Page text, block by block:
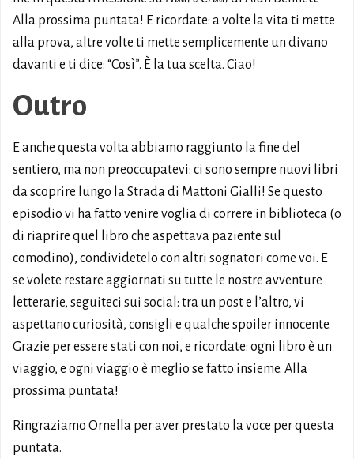
Alla prossima puntata! E ricordate: a volte la vita ti mette
alla prova, altre volte ti mette semplicemente un divano
davanti e ti dice: “Così”. È la tua scelta. Ciao!
Outro
E anche questa volta abbiamo raggiunto la fine del
sentiero, ma non preoccupatevi: ci sono sempre nuovi libri
da scoprire lungo la Strada di Mattoni Gialli! Se questo
episodio vi ha fatto venire voglia di correre in biblioteca (o
di riaprire quel libro che aspettava paziente sul
comodino), condividetelo con altri sognatori come voi. E
se volete restare aggiornati su tutte le nostre avventure
letterarie, seguiteci sui social: tra un post e l’altro, vi
aspettano curiosità, consigli e qualche spoiler innocente.
Grazie per essere stati con noi, e ricordate: ogni libro è un
viaggio, e ogni viaggio è meglio se fatto insieme. Alla
prossima puntata!
Ringraziamo Ornella per aver prestato la voce per questa
puntata.